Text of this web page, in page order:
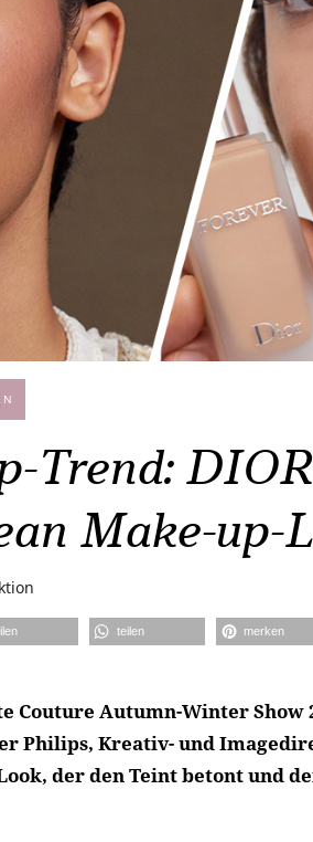
Trend:
Make-up-
teilen merken
Couture Autumn-Winter Show
Philips, Kreativ- und
der den Teint betont und